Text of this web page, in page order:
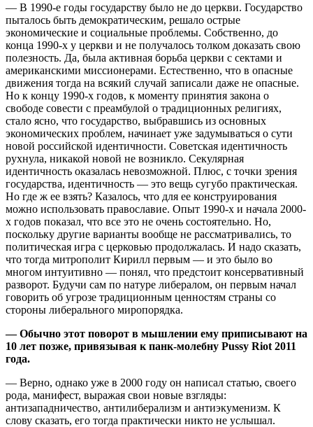
— В 1990-е годы государству было не до церкви. Государство
пыталось быть демократическим, решало острые
экономические и социальные проблемы. Собственно, до
конца 1990-х у церкви и не получалось толком доказать свою
полезность. Да, была активная борьба церкви с сектами и
американскими миссионерами. Естественно, что в опасные
движения тогда на всякий случай записали даже не опасные.
Но к концу 1990-х годов, к моменту принятия закона о
свободе совести с преамбулой о традиционных религиях,
стало ясно, что государство, выбравшись из основных
экономических проблем, начинает уже задумываться о сути
новой российской идентичности. Советская идентичность
рухнула, никакой новой не возникло. Секулярная
идентичность оказалась невозможной. Плюс, с точки зрения
государства, идентичность — это вещь сугубо практическая.
Но где ж ее взять? Казалось, что для ее конструирования
можно использовать православие. Опыт 1990-х и начала 2000-
х годов показал, что все это не очень состоятельно. Но,
поскольку другие варианты вообще не рассматривались, то
политическая игра с церковью продолжалась. И надо сказать,
что тогда митрополит Кирилл первым — и это было во
многом интуитивно — понял, что предстоит консервативный
разворот. Будучи сам по натуре либералом, он первым начал
говорить об угрозе традиционным ценностям страны со
стороны либерального миропорядка.
— Обычно этот поворот в мышлении ему приписывают на
10 лет позже, привязывая к панк-молебну Pussy Riot 2011
года.
— Верно, однако уже в 2000 году он написал статью, своего
рода, манифест, выражая свои новые взгляды:
антизападничество, антилиберализм и антиэкуменизм. К
слову сказать, его тогда практически никто не услышал.